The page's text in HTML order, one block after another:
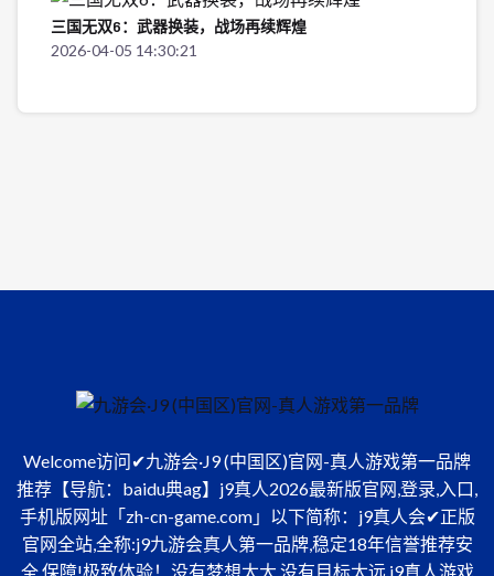
三国无双6：武器换装，战场再续辉煌
2026-04-05 14:30:21
Welcome访问✔九游会·J9 (中国区)官网-真人游戏第一品牌
推荐【导航：baidu典ag】j9真人2026最新版官网,登录,入口,
手机版网址「zh-cn-game.com」以下简称：j9真人会✔正版
官网全站,全称:j9九游会真人第一品牌,稳定18年信誉推荐安
全.保障!极致体验！没有梦想太大,没有目标太远.j9真人游戏